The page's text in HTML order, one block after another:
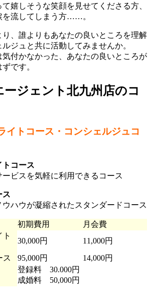
嬉しそうな笑顔を見せてくださる方、
を流してしまう方……。
、誰よりもあなたの良いところを理解
ジュと共に活動してみませんか。
気付かなかった、あなたの良いところが
です。
ジェント北九州店のコ
イトコース・コンシェルジュコ
トコース
ビスを気軽に利用できるコース
ス
ウハウが凝縮されたスタンダードコース
初期費用
月会費
30,000円
11,000円
ス
95,000円
14,000円
登録料 30.000円
成婚料 50,000円